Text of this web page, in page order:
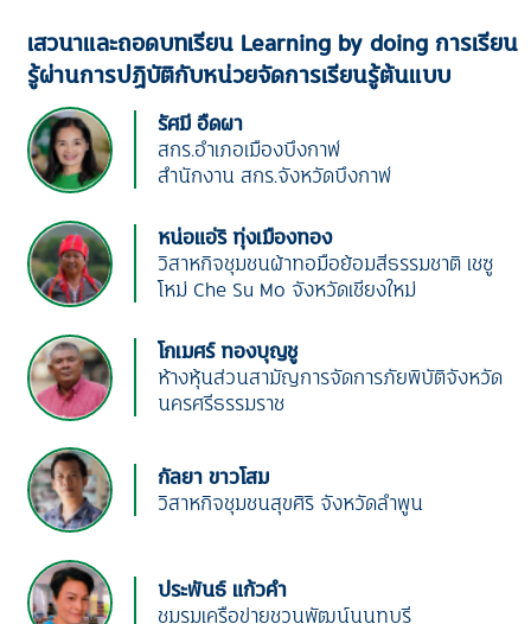
เสวนาและถอดบทเรียน Learning by doing การเรียน
รู้ผ่านการปฏิบัติกับหน่วยจัดการเรียนรู้ต้นแบบ
รัศมี อืดผา
สกร.อำเภอเมืองบึงกาฬ
สำนักงาน สกร.จังหวัดบึงกาฬ
หน่อแอ่ริ ทุ่งเมืองทอง
วิสาหกิจชุมชนผ้าทอมือย้อมสีธรรมชาติ เชซู
โหม่ Che Su Mo จังหวัดเชียงใหม่
โกเมศร์ ทองบุญชู
ห้างหุ้นส่วนสามัญการจัดการภัยพิบัติจังหวัด
นครศรีธรรมราช
กัลยา ขาวโสม
วิสาหกิจชุมชนสุขศิริ จังหวัดลำพูน
ประพันธ์ แก้วคำ
ชมรมเครือข่ายชวนพัฒน์นนทบุรี